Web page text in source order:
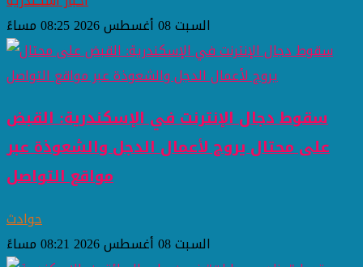
السبت 08 أغسطس 2026 08:25 مساءً
سقوط دجال الإنترنت في الإسكندرية: القبض
على محتال يروج لأعمال الدجل والشعوذة عبر
مواقع التواصل
حوادث
السبت 08 أغسطس 2026 08:21 مساءً